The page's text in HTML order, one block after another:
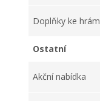
Doplňky ke hrám
Ostatní
Akční nabídka